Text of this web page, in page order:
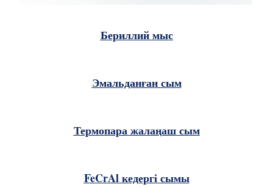
Бериллий мыс
Эмальданған сым
Термопара жалаңаш сым
FeCrAl кедергі сымы